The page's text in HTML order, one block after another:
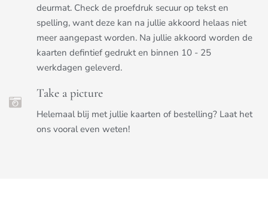
deurmat. Check de proefdruk secuur op tekst en
spelling, want deze kan na jullie akkoord helaas niet
meer aangepast worden. Na jullie akkoord worden de
kaarten defintief gedrukt en binnen 10 - 25
werkdagen geleverd.
Take a picture
Helemaal blij met jullie kaarten of bestelling? Laat het
ons vooral even weten!